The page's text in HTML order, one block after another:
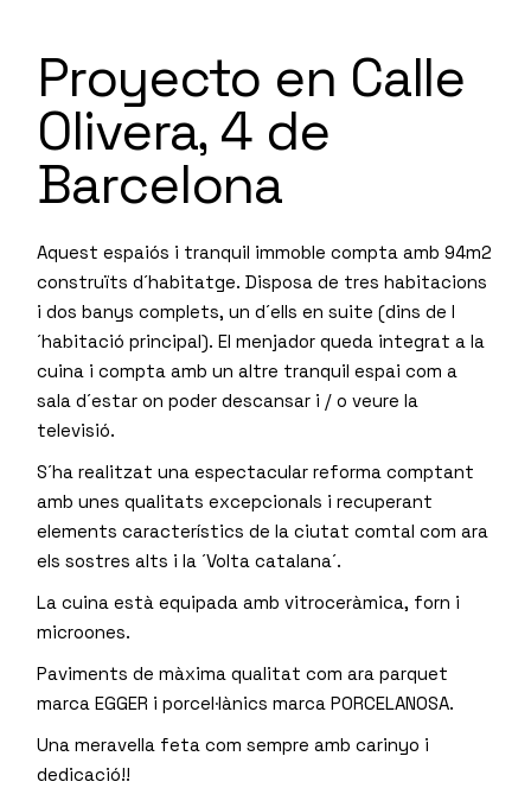
Proyecto en Calle
Olivera, 4 de
Barcelona
Aquest espaiós i tranquil immoble compta amb 94m2
construïts d´habitatge. Disposa de tres habitacions
i dos banys complets, un d´ells en suite (dins de l
´habitació principal). El menjador queda integrat a la
cuina i compta amb un altre tranquil espai com a
sala d´estar on poder descansar i / o veure la
televisió.
S´ha realitzat una espectacular reforma comptant
amb unes qualitats excepcionals i recuperant
elements característics de la ciutat comtal com ara
els sostres alts i la ´Volta catalana´.
La cuina està equipada amb vitroceràmica, forn i
microones.
Paviments de màxima qualitat com ara parquet
marca EGGER i porcel·lànics marca PORCELANOSA.
Una meravella feta com sempre amb carinyo i
dedicació!!